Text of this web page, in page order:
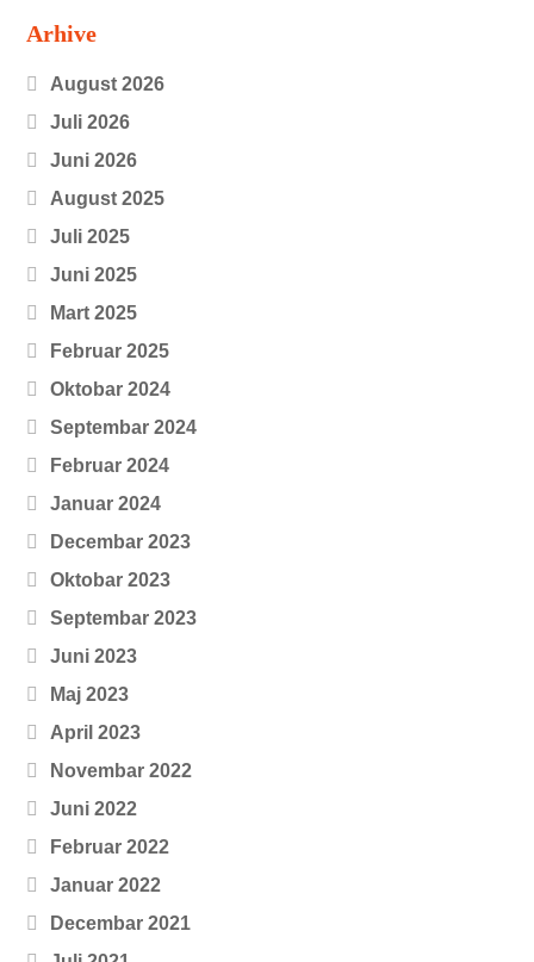
Arhive
August 2026
Juli 2026
Juni 2026
August 2025
Juli 2025
Juni 2025
Mart 2025
Februar 2025
Oktobar 2024
Septembar 2024
Februar 2024
Januar 2024
Decembar 2023
Oktobar 2023
Septembar 2023
Juni 2023
Maj 2023
April 2023
Novembar 2022
Juni 2022
Februar 2022
Januar 2022
Decembar 2021